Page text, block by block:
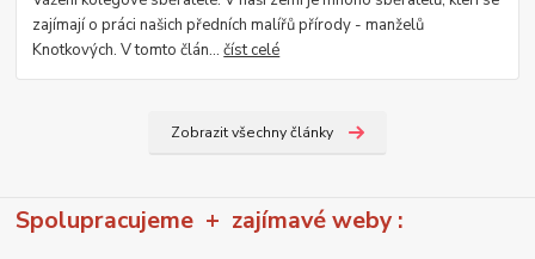
zajímají o práci našich předních malířů přírody - manželů
Knotkových. V tomto člán...číst celé
Zobrazit všechny články
Spolupracujeme + zajímavé weby :